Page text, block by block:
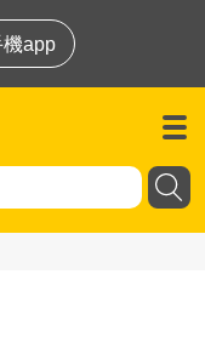
app